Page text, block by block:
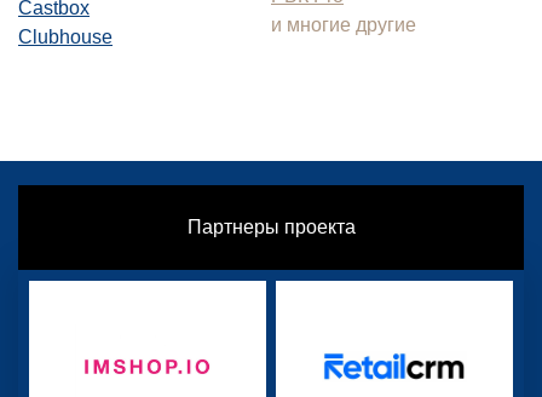
Castbox
Clubhouse
и многие другие
Партнеры проекта